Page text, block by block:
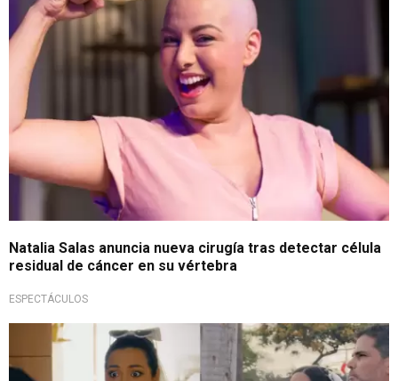
Natalia Salas anuncia nueva cirugía tras detectar célula
residual de cáncer en su vértebra
ESPECTÁCULOS
Obsequio sorpresivo